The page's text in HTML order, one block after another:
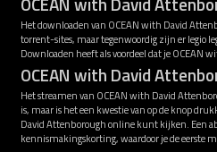
Het downloaden van OCEAN with David
torrent-sites, maar tegenwoordig zijn er legio
Downloaden heeft als voordeel dat je
OCEAN with David
Het streamen van OCEAN with David
is, maar is het een kwestie van op de knop
David Attenborough online kunt kijken. Een
kennismakingskorting, waardoor je de eerste